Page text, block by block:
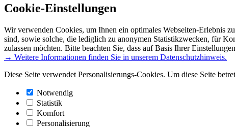
Cookie-Einstellungen
Wir verwenden Cookies, um Ihnen ein optimales Webseiten-Erlebnis
sind, sowie solche, die lediglich zu anonymen Statistikzwecken, für
zulassen möchten. Bitte beachten Sie, dass auf Basis Ihrer
→ Weitere Informationen finden Sie in unserem Datenschutzhinweis.
Diese Seite verwendet Personalisierungs-Cookies. Um diese Seite
Notwendig
Statistik
Komfort
Personalisierung